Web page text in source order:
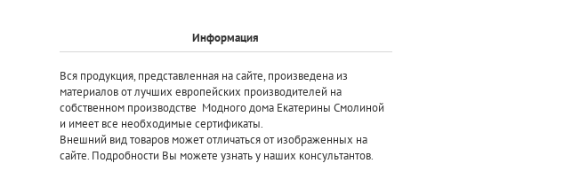
Информация
Вся продукция, представленная на сайте, произведена из
материалов от лучших европейских производителей на
собственном производстве Модного дома Екатерины Смолиной
и имеет все необходимые сертификаты.
Внешний вид товаров может отличаться от изображенных на
сайте. Подробности Вы можете узнать у наших консультантов.